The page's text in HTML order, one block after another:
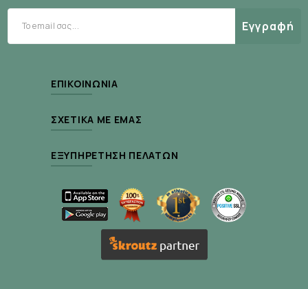
Ιδιότητες:
άνδρες
Συμβάλλει στη φυσιολογική λειτουργία του
Δώρο: Vitamin C 1000 mg – Ενισχύει
περαιτέρω την άμυνα του οργανισμού
Κατάλληλο για καθημερινή χρήση
Εγγραφή
ΕΠΙΚΟΙΝΩΝΊΑ
ΣΧΕΤΙΚΆ ΜΕ ΕΜΆΣ
ΕΞΥΠΗΡΈΤΗΣΗ ΠΕΛΑΤΏΝ